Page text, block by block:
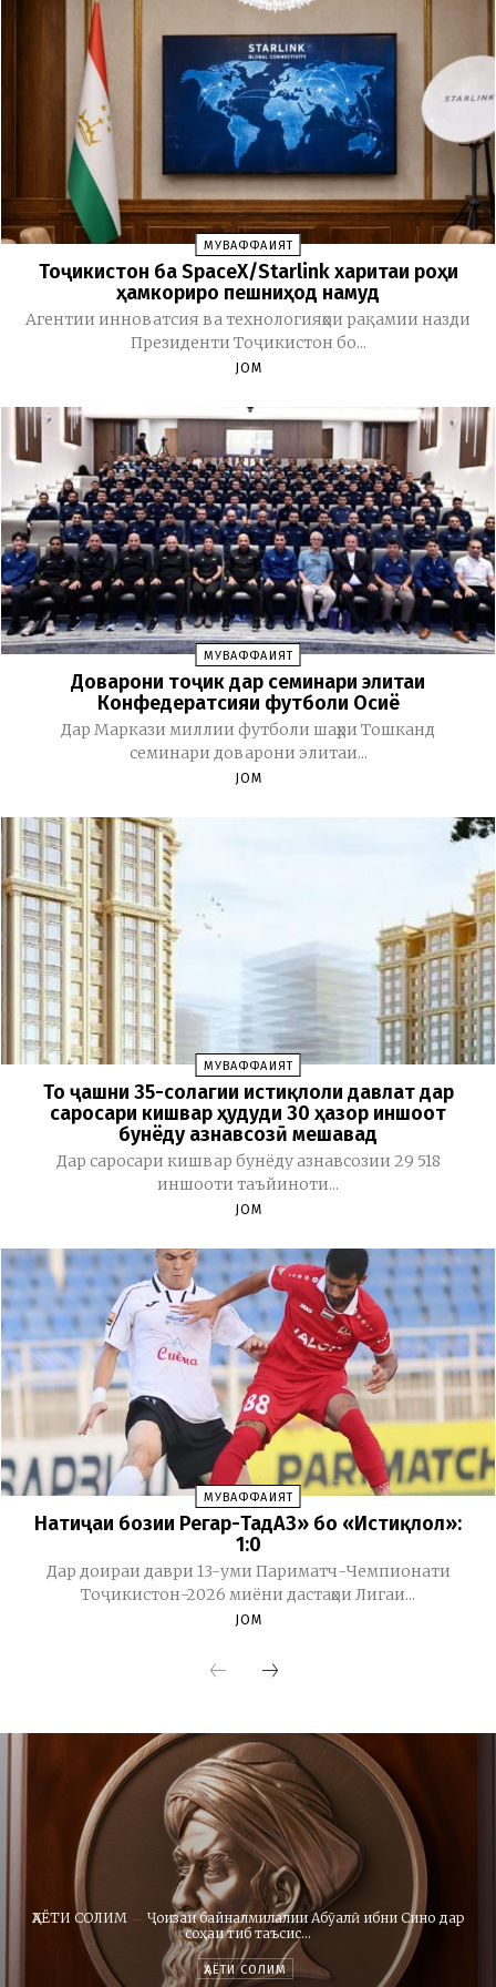
МУВАФФАҚИЯТ
Тоҷикистон ба SpaceX/Starlink харитаи роҳи
ҳамкориро пешниҳод намуд
Агентии инноватсия ва технологияҳои рақамии назди
Президенти Тоҷикистон бо...
JOM
МУВАФФАҚИЯТ
Доварони тоҷик дар семинари элитаи
Конфедератсияи футболи Осиё
Дар Маркази миллии футболи шаҳри Тошканд
семинари доварони элитаи...
JOM
МУВАФФАҚИЯТ
То ҷашни 35-солагии истиқлоли давлат дар
саросари кишвар ҳудуди 30 ҳазор иншоот
бунёду азнавсозӣ мешавад
Дар саросари кишвар бунёду азнавсозии 29 518
иншооти таъйиноти...
JOM
МУВАФФАҚИЯТ
Натиҷаи бозии Регар-ТадАЗ» бо «Истиқлол»:
1:0
Дар доираи даври 13-уми Париматч-Чемпионати
Тоҷикистон-2026 миёни дастаҳои Лигаи...
JOM